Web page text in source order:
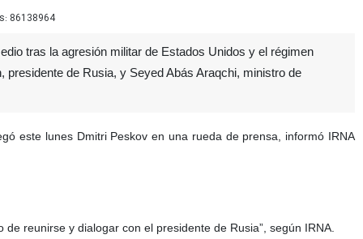
86138964
tras la agresión militar de Estados Unidos y el régimen
de Rusia, y Seyed Abás Araqchi, ministro de
este lunes Dmitri Peskov en una rueda de prensa, informó IRNA
reunirse y dialogar con el presidente de Rusia”, según IRNA.